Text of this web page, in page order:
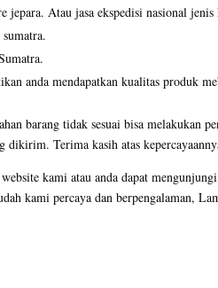
Atau jasa ekspedisi nasional jenis
anda mendapatkan kualitas produk
barang tidak sesuai bisa melakukan
dikirim. Terima kasih atas
kami atau anda dapat
kami percaya dan berpengalaman,